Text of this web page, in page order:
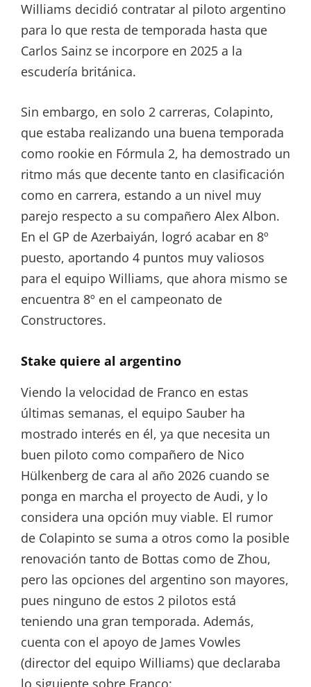
Williams decidió contratar al piloto argentino
para lo que resta de temporada hasta que
Carlos Sainz se incorpore en 2025 a la
escudería británica.
Sin embargo, en solo 2 carreras, Colapinto,
que estaba realizando una buena temporada
como rookie en Fórmula 2, ha demostrado un
ritmo más que decente tanto en clasificación
como en carrera, estando a un nivel muy
parejo respecto a su compañero Alex Albon.
En el GP de Azerbaiyán, logró acabar en 8º
puesto, aportando 4 puntos muy valiosos
para el equipo Williams, que ahora mismo se
encuentra 8º en el campeonato de
Constructores.
Stake quiere al argentino
Viendo la velocidad de Franco en estas
últimas semanas, el equipo Sauber ha
mostrado interés en él, ya que necesita un
buen piloto como compañero de Nico
Hülkenberg de cara al año 2026 cuando se
ponga en marcha el proyecto de Audi, y lo
considera una opción muy viable. El rumor
de Colapinto se suma a otros como la posible
renovación tanto de Bottas como de Zhou,
pero las opciones del argentino son mayores,
pues ninguno de estos 2 pilotos está
teniendo una gran temporada. Además,
cuenta con el apoyo de James Vowles
(director del equipo Williams) que declaraba
lo siguiente sobre Franco: